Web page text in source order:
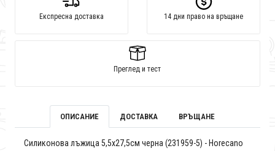
Експресна доставка 14 дни право на връщане
Преглед и тест
ОПИСАНИЕ ДОСТАВКА ВРЪЩАНЕ
Силиконова лъжица 5,5x27,5см черна (231959-5) - Horecano